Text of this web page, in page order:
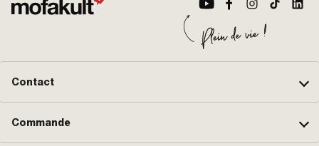
Contact
Commande